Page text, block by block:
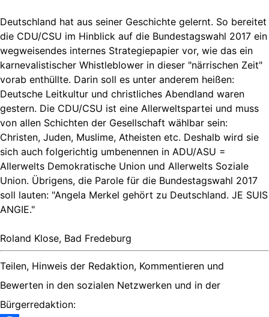
Deutschland hat aus seiner Geschichte gelernt. So bereitet
die CDU/CSU im Hinblick auf die Bundestagswahl 2017 ein
wegweisendes internes Strategiepapier vor, wie das ein
karnevalistischer Whistleblower in dieser "närrischen Zeit"
vorab enthüllte. Darin soll es unter anderem heißen:
Deutsche Leitkultur und christliches Abendland waren
gestern. Die CDU/CSU ist eine Allerweltspartei und muss
von allen Schichten der Gesellschaft wählbar sein:
Christen, Juden, Muslime, Atheisten etc. Deshalb wird sie
sich auch folgerichtig umbenennen in ADU/ASU =
Allerwelts Demokratische Union und Allerwelts Soziale
Union. Übrigens, die Parole für die Bundestagswahl 2017
soll lauten: "Angela Merkel gehört zu Deutschland. JE SUIS
ANGIE."
Roland Klose, Bad Fredeburg
Teilen, Hinweis der Redaktion, Kommentieren und
Bewerten in den sozialen Netzwerken und in der
Bürgerredaktion: